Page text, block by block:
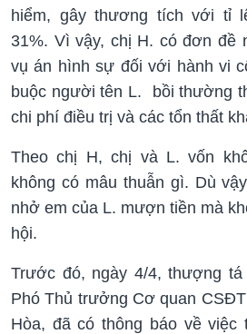
hiểm, gây thương tích với tỉ
31%. Vì vậy, chị H. có đơn đề
vụ án hình sự đối với hành vi
buộc người tên L. bồi thường
chi phí điều trị và các tổn thất
Theo chị H, chị và L. vốn
không có mâu thuẫn gì. Dù
nhở em của L. mượn tiền mà
hội.
Trước đó, ngày 4/4, thượng
Phó Thủ trưởng Cơ quan
Hòa, đã có thông báo về việc